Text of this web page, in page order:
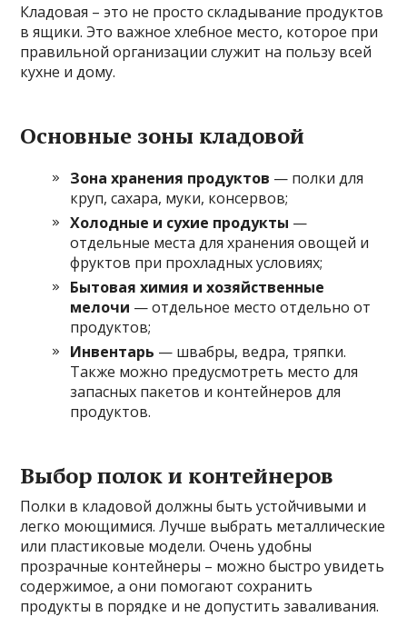
Кладовая – это не просто складывание продуктов
в ящики. Это важное хлебное место, которое при
правильной организации служит на пользу всей
кухне и дому.
Основные зоны кладовой
Зона хранения продуктов — полки для
круп, сахара, муки, консервов;
Холодные и сухие продукты —
отдельные места для хранения овощей и
фруктов при прохладных условиях;
Бытовая химия и хозяйственные
мелочи — отдельное место отдельно от
продуктов;
Инвентарь — швабры, ведра, тряпки.
Также можно предусмотреть место для
запасных пакетов и контейнеров для
продуктов.
Выбор полок и контейнеров
Полки в кладовой должны быть устойчивыми и
легко моющимися. Лучше выбрать металлические
или пластиковые модели. Очень удобны
прозрачные контейнеры – можно быстро увидеть
содержимое, а они помогают сохранить
продукты в порядке и не допустить заваливания.